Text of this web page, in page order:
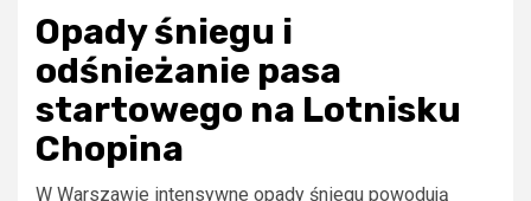
Opady śniegu i
odśnieżanie pasa
startowego na Lotnisku
Chopina
W Warszawie intensywne opady śniegu powodują